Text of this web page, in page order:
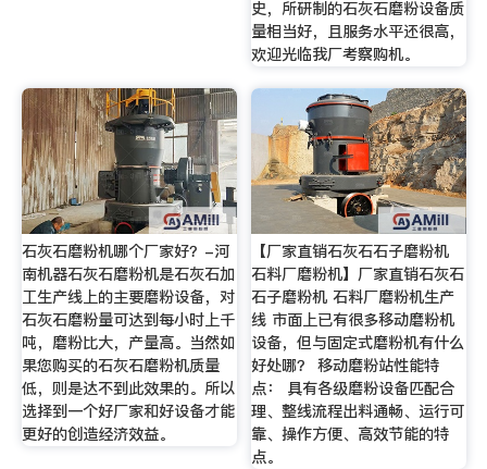
史，所研制的石灰石磨粉设备质
量相当好，且服务水平还很高，
欢迎光临我厂考察购机。
石灰石磨粉机哪个厂家好？-河
南机器石灰石磨粉机是石灰石加
工生产线上的主要磨粉设备，对
石灰石磨粉量可达到每小时上千
吨，磨粉比大，产量高。当然如
果您购买的石灰石磨粉机质量
低，则是达不到此效果的。所以
选择到一个好厂家和好设备才能
更好的创造经济效益。
【厂家直销石灰石石子磨粉机
石料厂磨粉机】厂家直销石灰石
石子磨粉机 石料厂磨粉机生产
线 市面上已有很多移动磨粉机
设备，但与固定式磨粉机有什么
好处哪？ 移动磨粉站性能特
点： 具有各级磨粉设备匹配合
理、整线流程出料通畅、运行可
靠、操作方便、高效节能的特
点。